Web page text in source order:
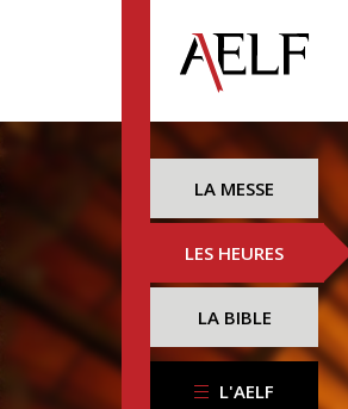
LA MESSE
LES HEURES
LA BIBLE
L'AELF